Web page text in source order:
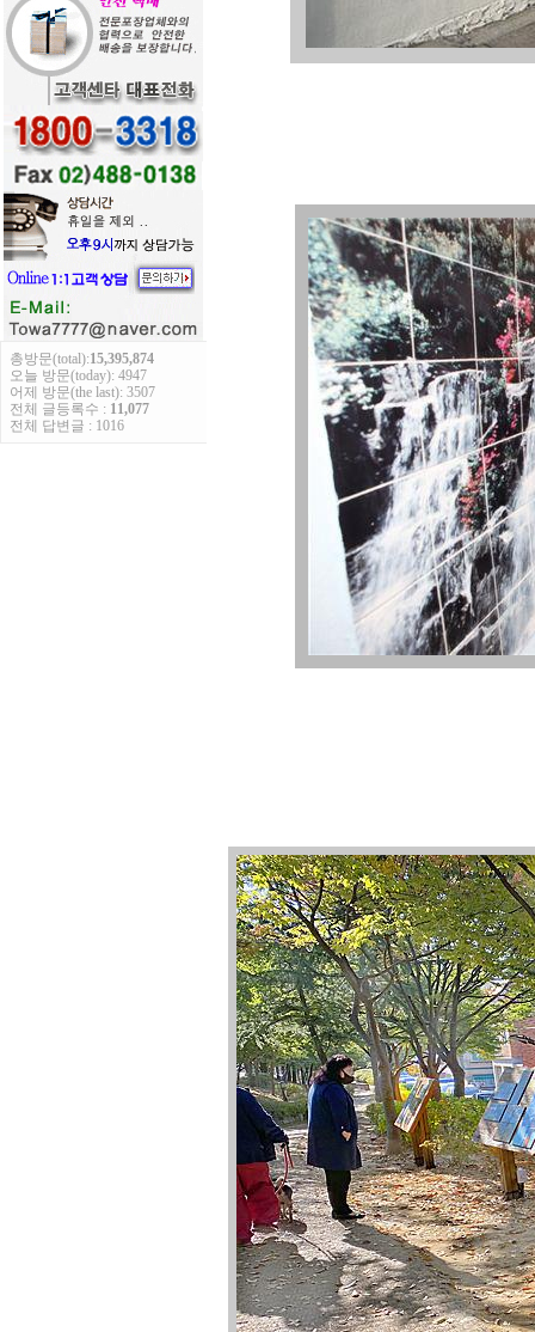
총방문(total):15,395,874
오늘 방문(today): 4947
어제 방문(the last): 3507
전체 글등록수 : 11,077
전체 답변글 : 1016